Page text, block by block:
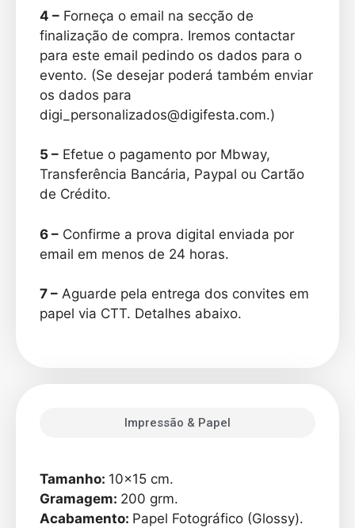
4 – Forneça o email na secção de
finalização de compra. Iremos contactar
para este email pedindo os dados para o
evento. (Se desejar poderá também enviar
os dados para
digi_personalizados@digifesta.com.)
5 – Efetue o pagamento por Mbway,
Transferência Bancária, Paypal ou Cartão
de Crédito.
6 – Confirme a prova digital enviada por
email em menos de 24 horas.
7 – Aguarde pela entrega dos convites em
papel via CTT. Detalhes abaixo.
Impressão & Papel
Tamanho: 10×15 cm.
Gramagem: 200 grm.
Acabamento: Papel Fotográfico (Glossy).